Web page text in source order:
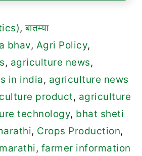
,बातम्या
bhav, Agri Policy,
, agriculture news,
in india, agriculture news
product, agriculture
technology, bhat sheti
, Crops Production,
, farmer information